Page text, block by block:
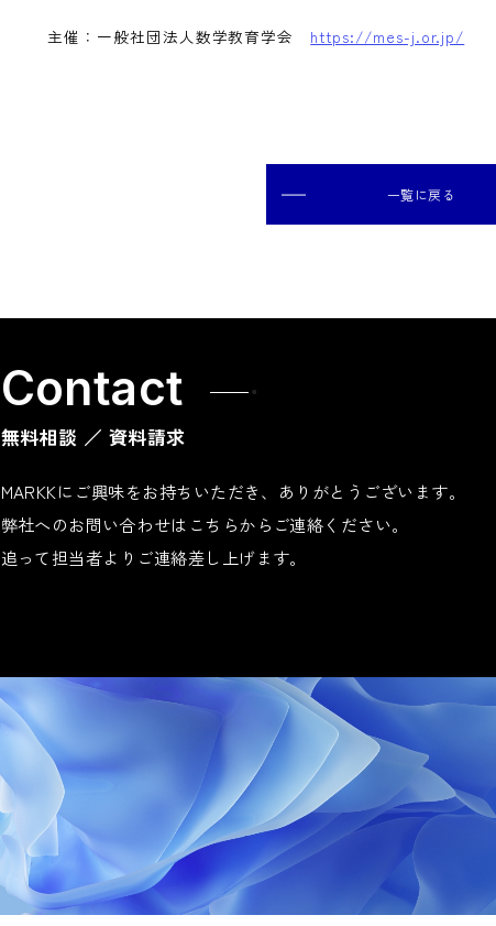
主催：一般社団法人数学教育学会 https://mes-j.or.jp/
一覧に戻る
Contact
無料相談 ／ 資料請求​
MARKKにご興味をお持ちいただき、ありがとうございます。
弊社へのお問い合わせはこちらからご連絡ください。
追って担当者よりご連絡差し上げます。